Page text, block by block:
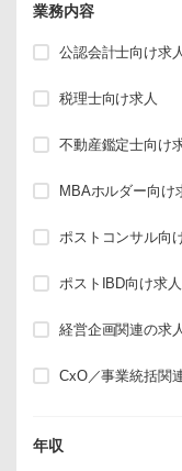
業務内容
公認会計士向け求人
税理士向け求人
不動産鑑定士向け
MBAホルダー向け
ポストコンサル向
ポストIBD向け求人
経営企画関連の求人
CxO／事業統括関
年収